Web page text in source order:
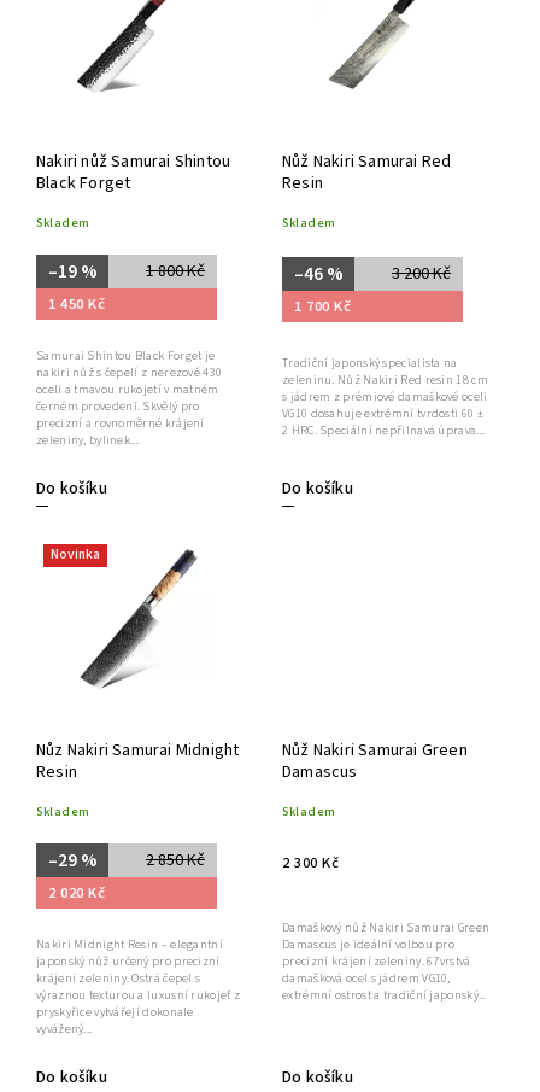
Nakiri nůž Samurai Shintou
Black Forget
Skladem
1 800 Kč
–19 %
1 450 Kč
Do košíku
Samurai Shintou Black Forget je
nakiri nůž s čepelí z nerezové 430
oceli a tmavou rukojetí v matném
černém provedení. Skvělý pro
precizní a rovnoměrné krájení
zeleniny, bylinek...
Nůž Nakiri Samurai Red
Resin
Skladem
3 200 Kč
–46 %
1 700 Kč
Do košíku
Tradiční japonský specialista na
zeleninu. Nůž Nakiri Red resin 18 cm
s jádrem z prémiové damaškové oceli
VG10 dosahuje extrémní tvrdosti 60 ±
2 HRC. Speciální nepřilnavá úprava...
Novinka
Nůz Nakiri Samurai Midnight
Resin
Skladem
2 850 Kč
–29 %
2 020 Kč
Do košíku
Nakiri Midnight Resin – elegantní
japonský nůž určený pro precizní
krájení zeleniny. Ostrá čepel s
výraznou texturou a luxusní rukojeť z
pryskyřice vytvářejí dokonale
vyvážený...
Nůž Nakiri Samurai Green
Damascus
Skladem
2 300 Kč
Do košíku
Damaškový nůž Nakiri Samurai Green
Damascus je ideální volbou pro
precizní krájení zeleniny. 67vrstvá
damašková ocel s jádrem VG10,
extrémní ostrost a tradiční japonský...